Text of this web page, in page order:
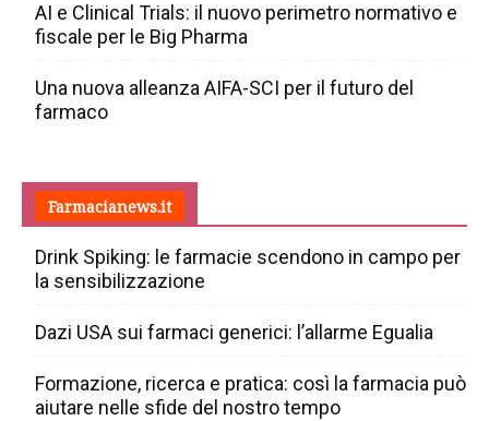
AI e Clinical Trials: il nuovo perimetro normativo e
fiscale per le Big Pharma
Una nuova alleanza AIFA-SCI per il futuro del
farmaco
Farmacianews.it
Drink Spiking: le farmacie scendono in campo per
la sensibilizzazione
Dazi USA sui farmaci generici: l’allarme Egualia
Formazione, ricerca e pratica: così la farmacia può
aiutare nelle sfide del nostro tempo